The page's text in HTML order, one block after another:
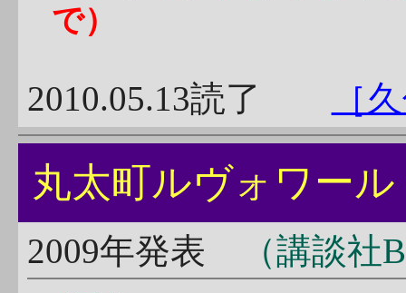
で）
2010.05.13読了 ［
丸太町ルヴォワ
2009年発表
（講談社